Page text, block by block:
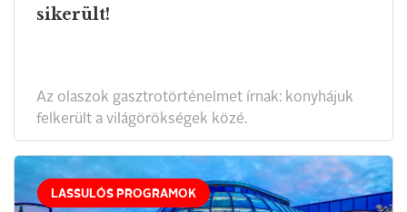
sikerült!
Az olaszok gasztrotörténelmet írnak: konyhájuk
felkerült a világörökségek közé.
LASSULÓS PROGRAMOK